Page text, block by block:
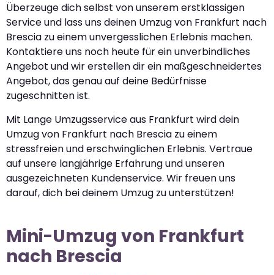
Überzeuge dich selbst von unserem erstklassigen
Service und lass uns deinen Umzug von Frankfurt nach
Brescia zu einem unvergesslichen Erlebnis machen.
Kontaktiere uns noch heute für ein unverbindliches
Angebot und wir erstellen dir ein maßgeschneidertes
Angebot, das genau auf deine Bedürfnisse
zugeschnitten ist.
Mit Lange Umzugsservice aus Frankfurt wird dein
Umzug von Frankfurt nach Brescia zu einem
stressfreien und erschwinglichen Erlebnis. Vertraue
auf unsere langjährige Erfahrung und unseren
ausgezeichneten Kundenservice. Wir freuen uns
darauf, dich bei deinem Umzug zu unterstützen!
Mini-Umzug von Frankfurt
nach Brescia